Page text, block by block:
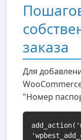
заказа
Для
"Номер